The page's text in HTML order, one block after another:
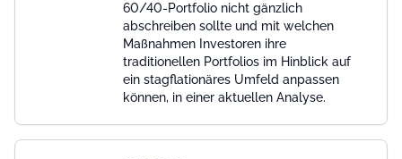
60/40-Portfolio nicht gänzlich
abschreiben sollte und mit welchen
Maßnahmen Investoren ihre
traditionellen Portfolios im Hinblick auf
ein stagflationäres Umfeld anpassen
können, in einer aktuellen Analyse.